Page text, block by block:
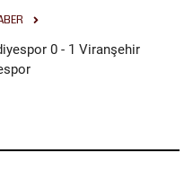
0 - 1 Viranşehir